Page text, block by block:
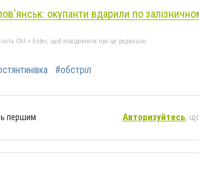
окупанти вдарили по
Ctrl + Enter, щоб повідомити про це редакцію
#обстріл
першим Авторизуйтесь,